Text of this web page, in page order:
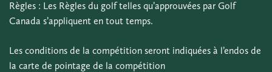
Règles : Les Règles du golf telles qu’approuvées par Golf
Canada s’appliquent en tout temps.
Les conditions de la compétition seront indiquées à l’endos de
la carte de pointage de la compétition